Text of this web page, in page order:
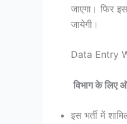
जाएगा। फिर
जायेगी।
Data Entry
विभाग के
इस भर्ती में